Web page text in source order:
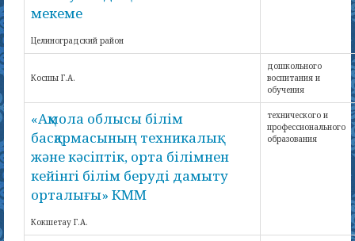
мекеме
Целиноградский район
Косшы Г.А.
дошкольного
воспитания и
обучения
«Ақмола облысы білім
басқармасының техникалық
және кәсіптік, орта білімнен
кейінгі білім беруді дамыту
орталығы» КММ
Кокшетау Г.А.
технического и
профессионального
образования